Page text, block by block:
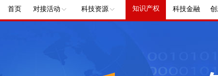
首页 对接活动 科技资源 知识产权 科技金融